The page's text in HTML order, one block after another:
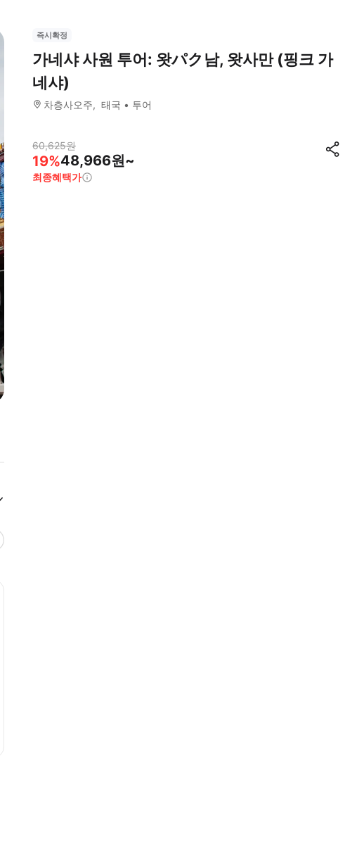
즉시확정
가네샤 사원 투어: 왓パク남, 왓사만 (핑크 가
네샤)
차층사오주 태국 투어
60,625원
19%48,966원~
최종혜택가